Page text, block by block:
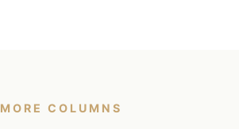
MORE COLUMNS